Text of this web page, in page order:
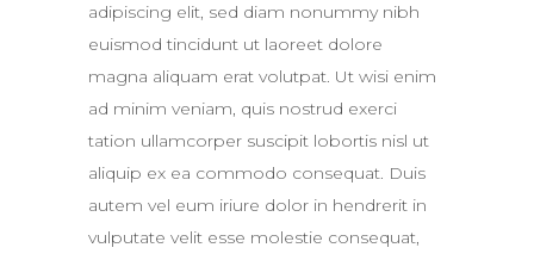
adipiscing elit, sed diam nonummy nibh
euismod tincidunt ut laoreet dolore
magna aliquam erat volutpat. Ut wisi enim
ad minim veniam, quis nostrud exerci
tation ullamcorper suscipit lobortis nisl ut
aliquip ex ea commodo consequat. Duis
autem vel eum iriure dolor in hendrerit in
vulputate velit esse molestie consequat,